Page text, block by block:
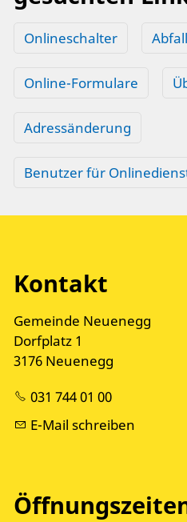
Onlineschalter
Online-Formulare
Adressänderung
Benutzer für
Kontakt
Gemeinde Neuenegg
Dorfplatz 1
3176 Neuenegg
031 744 01 00
E-Mail schreiben